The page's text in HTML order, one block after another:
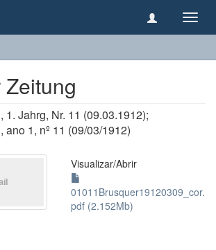
1. Jahrg, Nr. 11 (09.03.1912);
ano 1, nº 11 (09/03/1912)
Visualizar/Abrir
01011Brusquer19120309_cor.
pdf (2.152Mb)